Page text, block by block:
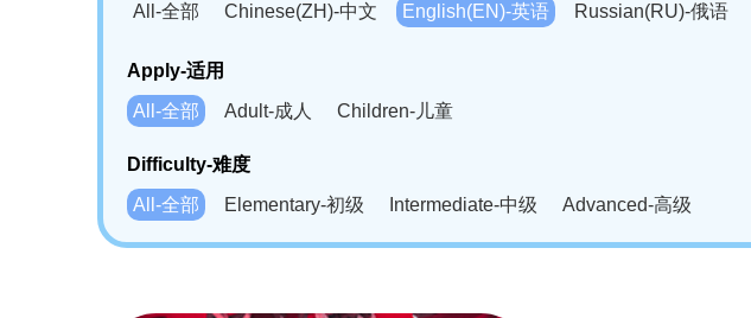
All-全部
Chinese(ZH)-中文 English(EN)-英语 Russian(RU)-俄语
Bahasa Melayu(MS)-马来语
Swahili(SW)-斯瓦西里语
Kampuchea(KH)-柬埔寨语
Apply-适用
All-全部
Adult-成人 Children-儿童
Difficulty-难度
All-全部
Elementary-初级 Intermediate-中级 Advanced-高级